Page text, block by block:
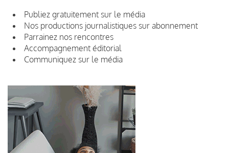
Publiez gratuitement sur le média
Nos productions journalistiques sur abonnement
Parrainez nos rencontres
Accompagnement éditorial
Communiquez sur le média